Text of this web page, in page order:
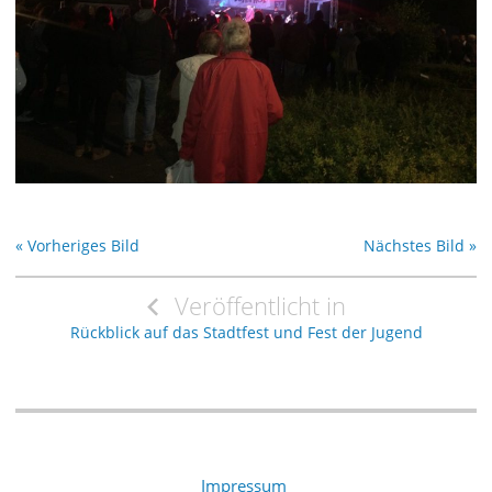
« Vorheriges Bild Nächstes Bild »
Beitragsnavigation
Veröffentlicht in
Rückblick auf das Stadtfest und Fest der Jugend
Impressum